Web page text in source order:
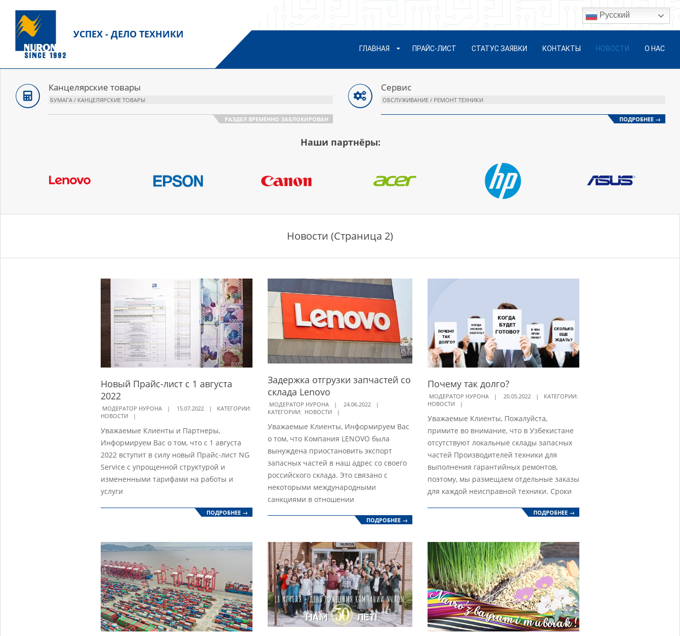
содержанию
УСПЕХ - ДЕЛО ТЕХНИКИ
Основное
меню
ГЛАВНАЯ ПРАЙС-ЛИСТ СТАТУС ЗАЯВКИ КОНТАКТЫ НОВОСТИ О НАС
Канцелярские товары
БУМАГА / КАНЦЕЛЯРСКИЕ ТОВАРЫ
РАЗДЕЛ ВРЕМЕННО ЗАБЛОКИРОВАН
Сервис
ОБСЛУЖИВАНИЕ / РЕМОНТ ТЕХНИКИ
ПОДРОБНЕЕ →
Наши партнёры:
Новости (Страница 2)
Новый Прайс-лист с 1 августа
2022
2022-
07-
15
МОДЕРАТОР НУРОНА 15.07.2022
КАТЕГОРИИ:
НОВОСТИ
Уважаемые Клиенты и Партнеры,
Информируем Вас о том, что с 1 августа
2022 вступит в силу новый Прайс-лист NG
Service с упрощенной структурой и
измененными тарифами на работы и
услуги
ПОДРОБНЕЕ →
Задержка отгрузки запчастей со
склада Lenovo
2022-
06-
24
МОДЕРАТОР НУРОНА
24.06.2022
КАТЕГОРИИ: НОВОСТИ
Уважаемые Клиенты, Информируем Вас
о том, что Компания LENOVO была
вынуждена приостановить экспорт
запасных частей в наш адрес со своего
российского склада. Это связано с
некоторыми международными
санкциями в отношении
ПОДРОБНЕЕ →
Почему так долго?
2022-
05-
20
МОДЕРАТОР НУРОНА 20.05.2022
КАТЕГОРИИ:
НОВОСТИ
Уважаемые Клиенты, Пожалуйста,
примите во внимание, что в Узбекистане
отсутствуют локальные склады запасных
частей Производителей техники для
выполнения гарантийных ремонтов,
поэтому, мы размещаем отдельные заказы
для каждой неисправной техники. Сроки
ПОДРОБНЕЕ →
Русский